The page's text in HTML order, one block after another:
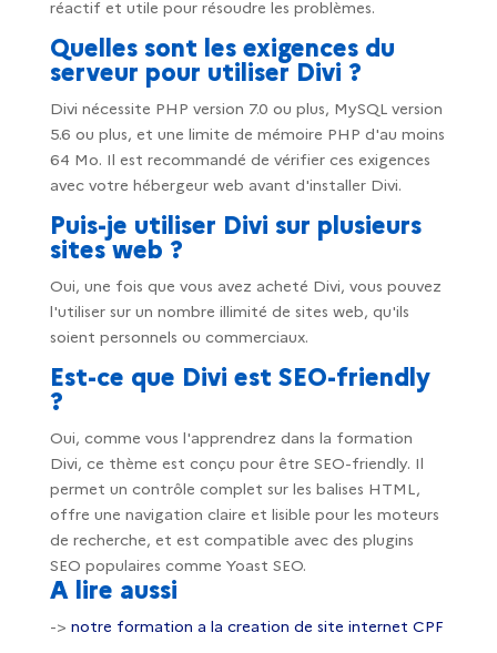
réactif et utile pour résoudre les problèmes.
Quelles sont les exigences du
serveur pour utiliser Divi ?
Divi nécessite PHP version 7.0 ou plus, MySQL version
5.6 ou plus, et une limite de mémoire PHP d'au moins
64 Mo. Il est recommandé de vérifier ces exigences
avec votre hébergeur web avant d'installer Divi.
Puis-je utiliser Divi sur plusieurs
sites web ?
Oui, une fois que vous avez acheté Divi, vous pouvez
l'utiliser sur un nombre illimité de sites web, qu'ils
soient personnels ou commerciaux.
Est-ce que Divi est SEO-friendly
?
Oui, comme vous l'apprendrez dans la formation
Divi, ce thème est conçu pour être SEO-friendly. Il
permet un contrôle complet sur les balises HTML,
offre une navigation claire et lisible pour les moteurs
de recherche, et est compatible avec des plugins
SEO populaires comme Yoast SEO.
A lire aussi
-> notre formation a la creation de site internet CPF